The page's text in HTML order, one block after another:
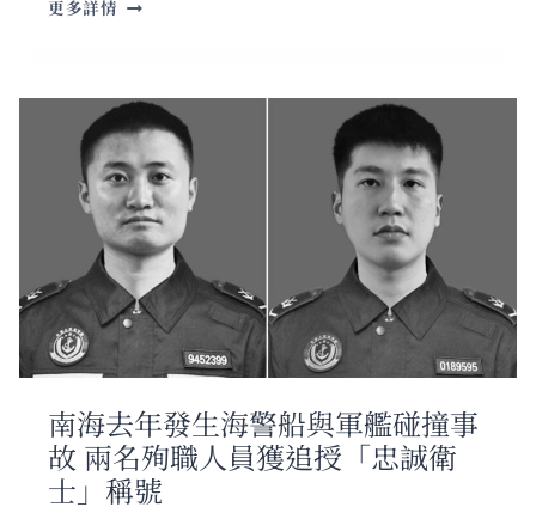
更多詳情
貓
「磽
遠」
離
世
終
年
33
歲
曾
於
四
獲
救
護
南海去年發生海警船與軍艦碰撞事
故 兩名殉職人員獲追授「忠誠衛
士」稱號